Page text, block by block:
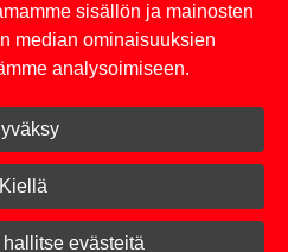
maksuehdot
sisään
Taperoll
sisällön ja mainosten
median ominaisuuksien
analysoimiseen.
Kiellä
evästeitä